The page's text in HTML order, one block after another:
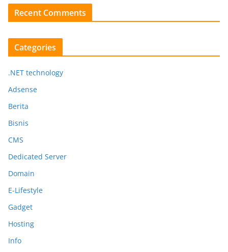
Recent Comments
Categories
.NET technology
Adsense
Berita
Bisnis
CMS
Dedicated Server
Domain
E-Lifestyle
Gadget
Hosting
Info